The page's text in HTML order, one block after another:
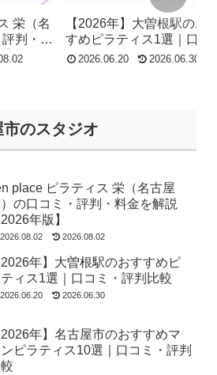
栄（名
判・料
】
【2026年】大曽根駅のお
すめピラティス1選｜口コ
ミ・評判比較
2026.06.20 2026.06.30
のスタジオ
place ピラティス 栄（名古屋
の口コミ・評判・料金を解説
2026年版】
2026.08.02 2026.08.02
2026年】大曽根駅のおすすめピ
ィス1選｜口コミ・評判比較
2026.06.20 2026.06.30
2026年】名古屋市のおすすめマ
ピラティス10選｜口コミ・評判